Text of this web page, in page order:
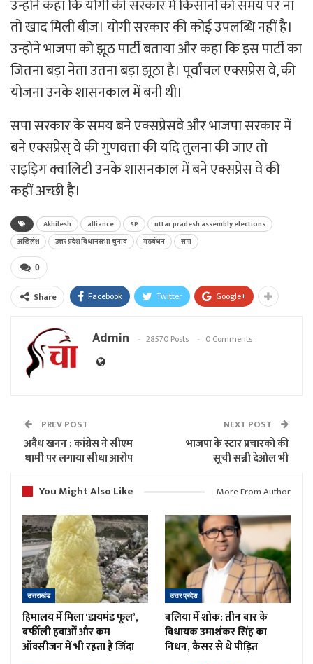
उन्होंने कहा कि योगी की सरकार में किसानों को समय पर ना
तो खाद मिली बीज। योगी सरकार की कोई उपलब्धि नहीं है।
उन्होने भाजपा को झूठ पार्टी बताया और कहा कि इस पार्टी का
जितना बड़ा नेता उतना बड़ा झूठा है। पूर्वांचल एक्सप्रेस वे, की
योजना उनके शासनकाल में बनी थी।
सपा सरकार के समय बने एक्सप्रेसवे और भाजपा सरकार में
बने एक्सप्रेस् वे की गुणवत्ता की यदि तुलना की जाए तो
राइड़िग क्वालिटी उनके शासनकाल में बने एक्सप्रेस वे की
कहीं अच्छी है।
Akhilesh alliance SP
uttar pradesh assembly elections
अखिलेश
उत्तर प्रदेश विधानसभा चुनाव गठबंधन सपा
0
Share Facebook Twitter Google+
Admin 28570 Posts 0 Comments
PREV POST
अवैध खनन : कांग्रेस ने सीएम
धामी पर लगाया सीधा आरोप
NEXT POST
भाजपा के स्टार प्रचारकों की
सूची सन्नी देओल भी
You Might Also Like
More From Author
उत्तराखंड
हिमालय में मिला ‘डायमंड फूल’,
बर्फीली हवाओं और कम
ऑक्सीजन में भी रहता है जिंदा
उत्तर प्रदेश
बलिया में शोक: तीन बार के
विधायक उमाशंकर सिंह का
निधन, कैंसर से थे पीड़ित